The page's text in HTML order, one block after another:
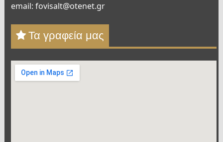
email: fovisalt@otenet.gr
Τα γραφεία μας